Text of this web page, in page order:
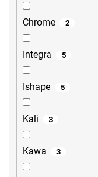
Chrome 2
Integra 5
Ishape 5
Kali 3
Kawa 3